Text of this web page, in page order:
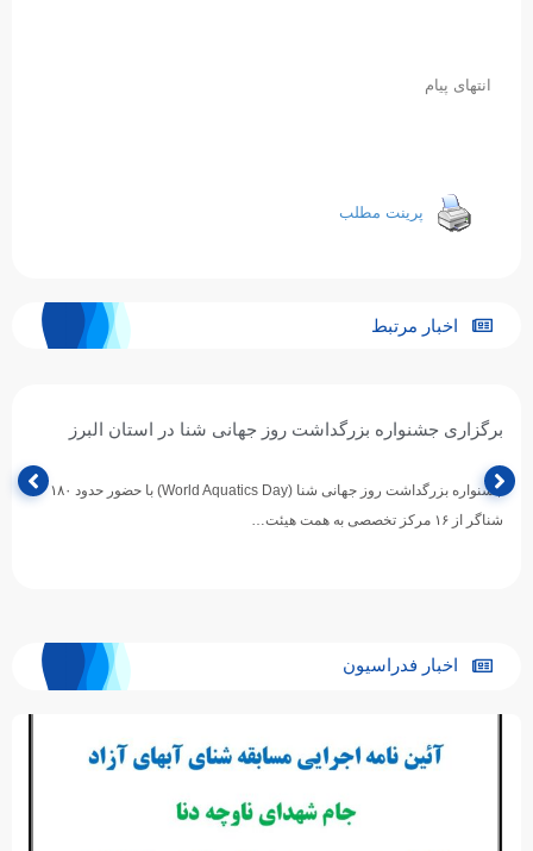
انتهای پیام
پرینت مطلب
اخبار مرتبط
برگزاری جشنواره بزرگداشت روز جهانی شنا در استان البرز
جشنواره بزرگداشت روز جهانی شنا (World Aquatics Day) با حضور حدود ۱۸۰
شناگر از ۱۶ مرکز تخصصی به همت هیئت…
اخبار فدراسیون